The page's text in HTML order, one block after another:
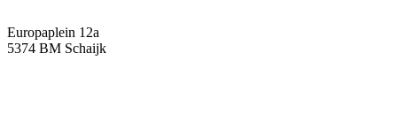
Europaplein 12a
5374 BM Schaijk